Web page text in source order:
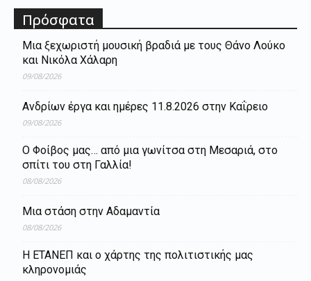
Πρόσφατα
Μια ξεχωριστή μουσική βραδιά με τους Θάνο Λούκο
και Νικόλα Χάλαρη
09/08/2026
Ανδρίων έργα και ημέρες 11.8.2026 στην Καΐρειο
09/08/2026
Ο Φοίβος μας… από μια γωνίτσα στη Μεσαριά, στο
σπίτι του στη Γαλλία!
08/08/2026
Μια στάση στην Αδαμαντία
08/08/2026
Η ΕΤΑΝΕΠ και ο χάρτης της πολιτιστικής μας
κληρονομιάς